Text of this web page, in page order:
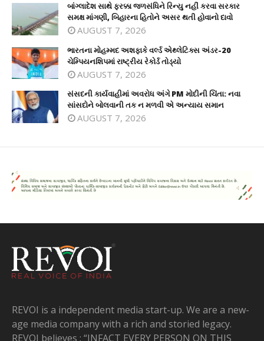
બાંગ્લાદેશ સાથે ફરક્કા જળસંધિને રિન્યુ નહીં કરવા સરકાર
સમક્ષ માંગણી, બિહારના હિતોને અસર થતી હોવાનો દાવો
AUGUST 7, 2026
ભારતના મોહમ્મદ અશફાકે વર્લ્ડ એથ્લેટિક્સ અંડર-20
ચેમ્પિયનશિપમાં રાષ્ટ્રીય રેકોર્ડ તોડ્યો
AUGUST 7, 2026
સંસદની કાર્યવાહીમાં અવરોધ અંગે PM મોદીની ચિંતા: નવા
સાંસદોને બોલવાની તક ન મળવી એ અન્યાય સમાન
AUGUST 7, 2026
REVOI is a independent media start-up. We are a new-
age media company with a rich and storied legacy.
REVOI believes : “INFACT EVERY PERSON ON THIS